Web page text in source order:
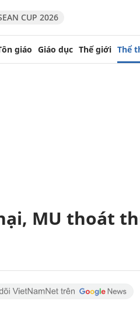
CUP 2026
giáo Giáo dục Thế giới Thể
MU thoát